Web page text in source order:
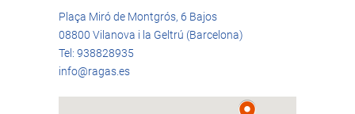
Plaça Miró de Montgrós, 6 Bajos
08800 Vilanova i la Geltrú (Barcelona)
Tel: 938828935
info@ragas.es